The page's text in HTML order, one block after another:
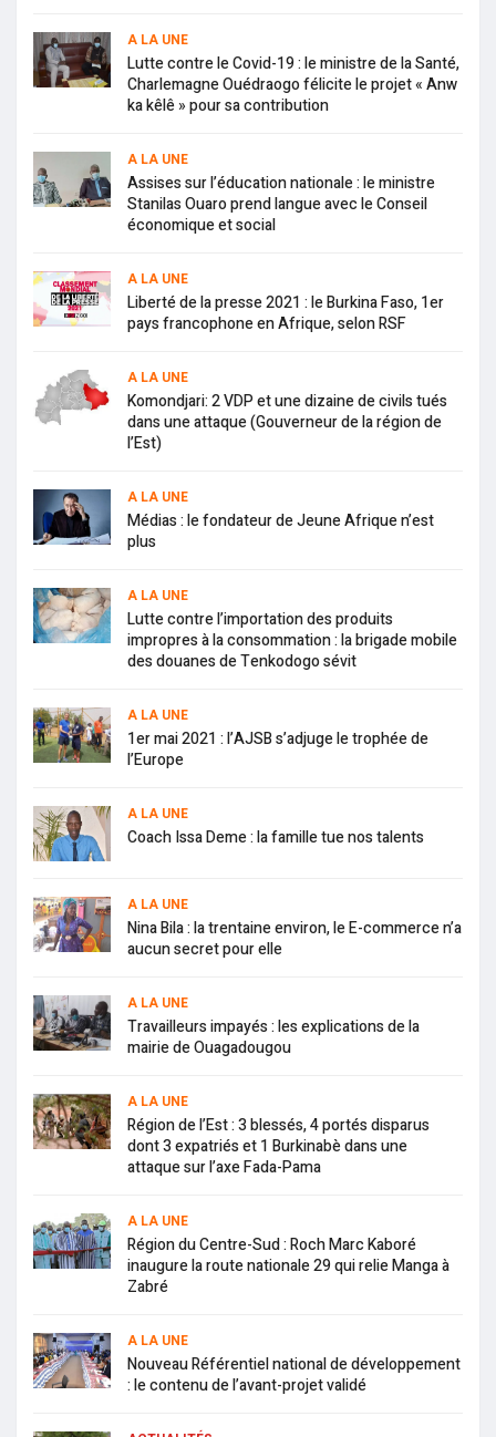
A LA UNE
Lutte contre le Covid-19 : le ministre de la Santé,
Charlemagne Ouédraogo félicite le projet « Anw
ka kêlê » pour sa contribution
A LA UNE
Assises sur l’éducation nationale : le ministre
Stanilas Ouaro prend langue avec le Conseil
économique et social
A LA UNE
Liberté de la presse 2021 : le Burkina Faso, 1er
pays francophone en Afrique, selon RSF
A LA UNE
Komondjari: 2 VDP et une dizaine de civils tués
dans une attaque (Gouverneur de la région de
l’Est)
A LA UNE
Médias : le fondateur de Jeune Afrique n’est
plus
A LA UNE
Lutte contre l’importation des produits
impropres à la consommation : la brigade mobile
des douanes de Tenkodogo sévit
A LA UNE
1er mai 2021 : l’AJSB s’adjuge le trophée de
l’Europe
A LA UNE
Coach Issa Deme : la famille tue nos talents
A LA UNE
Nina Bila : la trentaine environ, le E-commerce n’a
aucun secret pour elle
A LA UNE
Travailleurs impayés : les explications de la
mairie de Ouagadougou
A LA UNE
Région de l’Est : 3 blessés, 4 portés disparus
dont 3 expatriés et 1 Burkinabè dans une
attaque sur l’axe Fada-Pama
A LA UNE
Région du Centre-Sud : Roch Marc Kaboré
inaugure la route nationale 29 qui relie Manga à
Zabré
A LA UNE
Nouveau Référentiel national de développement
: le contenu de l’avant-projet validé